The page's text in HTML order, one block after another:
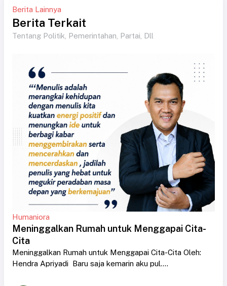
Berita Lainnya
Berita Terkait
Tentang Politik, Pemerintahan, Partai, Dll
Humaniora
Meninggalkan Rumah untuk Menggapai Cita-
Cita
Meninggalkan Rumah untuk Menggapai Cita-Cita Oleh:
Hendra Apriyadi Baru saja kemarin aku pul....